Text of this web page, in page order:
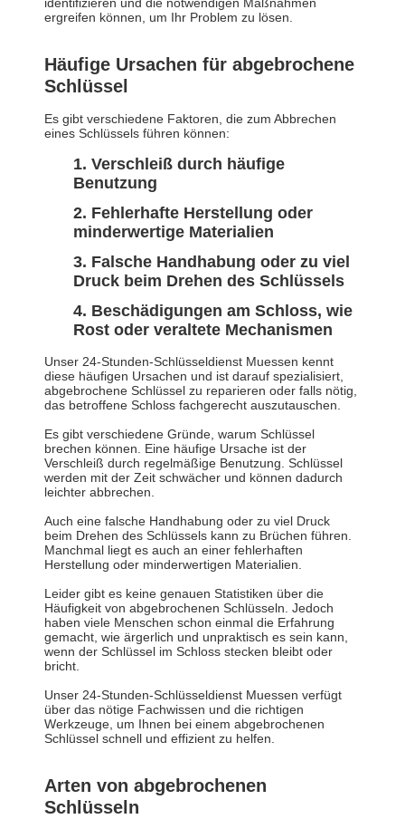
identifizieren und die notwendigen Maßnahmen
ergreifen können, um Ihr Problem zu lösen.
Häufige Ursachen für abgebrochene
Schlüssel
Es gibt verschiedene Faktoren, die zum Abbrechen
eines Schlüssels führen können:
Verschleiß durch häufige
Benutzung
Fehlerhafte Herstellung oder
minderwertige Materialien
Falsche Handhabung oder zu viel
Druck beim Drehen des Schlüssels
Beschädigungen am Schloss, wie
Rost oder veraltete Mechanismen
Unser 24-Stunden-Schlüsseldienst Muessen kennt
diese häufigen Ursachen und ist darauf spezialisiert,
abgebrochene Schlüssel zu reparieren oder falls nötig,
das betroffene Schloss fachgerecht auszutauschen.
Es gibt verschiedene Gründe, warum Schlüssel
brechen können. Eine häufige Ursache ist der
Verschleiß durch regelmäßige Benutzung. Schlüssel
werden mit der Zeit schwächer und können dadurch
leichter abbrechen.
Auch eine falsche Handhabung oder zu viel Druck
beim Drehen des Schlüssels kann zu Brüchen führen.
Manchmal liegt es auch an einer fehlerhaften
Herstellung oder minderwertigen Materialien.
Leider gibt es keine genauen Statistiken über die
Häufigkeit von abgebrochenen Schlüsseln. Jedoch
haben viele Menschen schon einmal die Erfahrung
gemacht, wie ärgerlich und unpraktisch es sein kann,
wenn der Schlüssel im Schloss stecken bleibt oder
bricht.
Unser 24-Stunden-Schlüsseldienst Muessen verfügt
über das nötige Fachwissen und die richtigen
Werkzeuge, um Ihnen bei einem abgebrochenen
Schlüssel schnell und effizient zu helfen.
Arten von abgebrochenen
Schlüsseln